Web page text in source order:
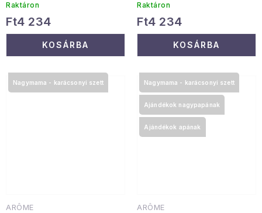
Raktáron
Ft4 234
KOSÁRBA
Raktáron
Ft4 234
KOSÁRBA
ARÔME
Nagymama - karácsonyi szett
ARÔME
Nagymama - karácsonyi szett
Ajándékok nagypapának
Ajándékok apának